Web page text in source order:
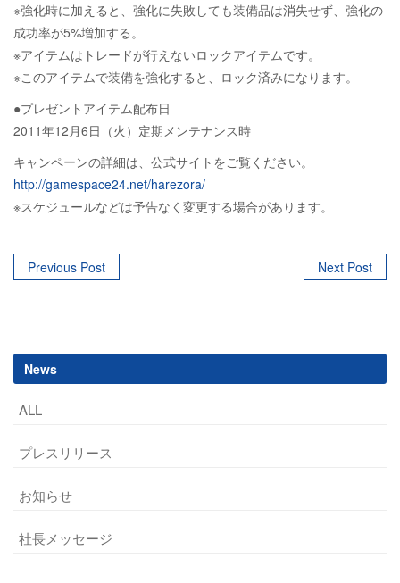
※強化時に加えると、強化に失敗しても装備品は消失せず、強化の
成功率が5%増加する。
※アイテムはトレードが行えないロックアイテムです。
※このアイテムで装備を強化すると、ロック済みになります。
●プレゼントアイテム配布日
2011年12月6日（火）定期メンテナンス時
キャンペーンの詳細は、公式サイトをご覧ください。
http://gamespace24.net/harezora/
※スケジュールなどは予告なく変更する場合があります。
Post
Previous Post Next Post
News
ALL
プレスリリース
お知らせ
社長メッセージ